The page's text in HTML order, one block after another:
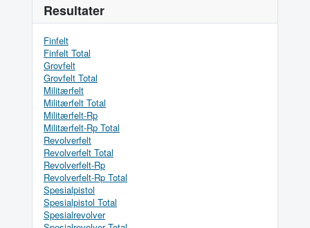
Resultater
Finfelt
Finfelt Total
Grovfelt
Grovfelt Total
Militærfelt
Militærfelt Total
Militærfelt-Rp
Militærfelt-Rp Total
Revolverfelt
Revolverfelt Total
Revolverfelt-Rp
Revolverfelt-Rp Total
Spesialpistol
Spesialpistol Total
Spesialrevolver